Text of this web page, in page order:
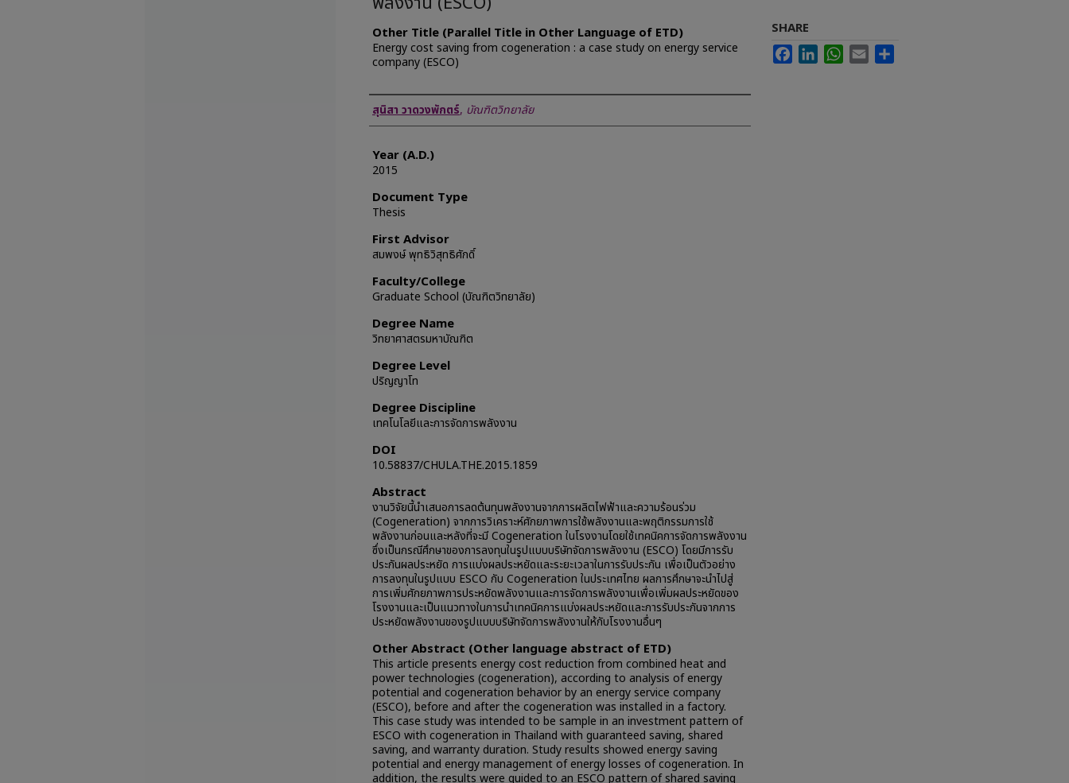
Other Title (Parallel Title in Other Language of ETD)
Energy cost saving from cogeneration : a case study on energy service
company (ESCO)
Author
สุนิสา วาดวงพักตร์, บัณฑิตวิทยาลัย
Year (A.D.)
2015
Document Type
Thesis
First Advisor
สมพงษ์ พุทธิวิสุทธิศักดิ์
Faculty/College
Graduate School (บัณฑิตวิทยาลัย)
Degree Name
วิทยาศาสตรมหาบัณฑิต
Degree Level
ปริญญาโท
Degree Discipline
เทคโนโลยีและการจัดการพลังงาน
DOI
10.58837/CHULA.THE.2015.1859
Abstract
งานวิจัยนี้นำเสนอการลดต้นทุนพลังงานจากการผลิตไฟฟ้าและความร้อนร่วม
(Cogeneration) จากการวิเคราะห์ศักยภาพการใช้พลังงานและพฤติกรรมการใช้
พลังงานก่อนและหลังที่จะมี Cogeneration ในโรงงานโดยใช้เทคนิคการจัดการพลังงาน
ซึ่งเป็นกรณีศึกษาของการลงทุนในรูปแบบบริษัทจัดการพลังงาน (ESCO) โดยมีการรับ
ประกันผลประหยัด การแบ่งผลประหยัดและระยะเวลาในการรับประกัน เพื่อเป็นตัวอย่าง
การลงทุนในรูปแบบ ESCO กับ Cogeneration ในประเทศไทย ผลการศึกษาจะนำไปสู่
การเพิ่มศักยภาพการประหยัดพลังงานและการจัดการพลังงานเพื่อเพิ่มผลประหยัดของ
โรงงานและเป็นแนวทางในการนำเทคนิคการแบ่งผลประหยัดและการรับประกันจากการ
ประหยัดพลังงานของรูปแบบบริษัทจัดการพลังงานให้กับโรงงานอื่นๆ
Other Abstract (Other language abstract of ETD)
This article presents energy cost reduction from combined heat and
power technologies (cogeneration), according to analysis of energy
potential and cogeneration behavior by an energy service company
(ESCO), before and after the cogeneration was installed in a factory.
This case study was intended to be sample in an investment pattern of
ESCO with cogeneration in Thailand with guaranteed saving, shared
saving, and warranty duration. Study results showed energy saving
potential and energy management of energy losses of cogeneration. In
addition, the results were guided to an ESCO pattern of shared saving
SHARE
FacebookLinkedInWhatsApp
Email